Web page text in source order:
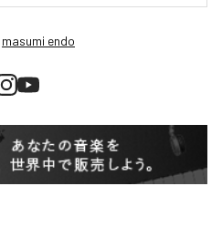
masumi endo